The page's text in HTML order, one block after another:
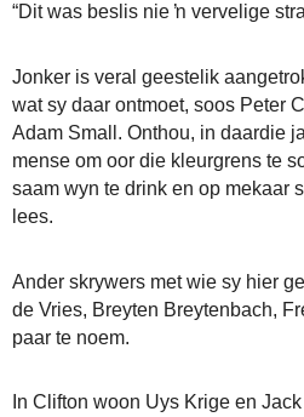
“Dit was beslis nie ŉ vervelige
Jonker is veral geestelik
wat sy daar ontmoet, soos Peter
Adam Small. Onthou, in daardie
mense om oor die kleurgrens te
saam wyn te drink en op mekaar
lees.
Ander skrywers met wie sy hier
de Vries, Breyten Breytenbach,
paar te noem.
In Clifton woon Uys Krige en